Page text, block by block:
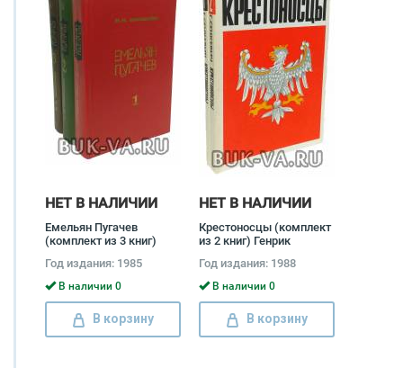
НЕТ В НАЛИЧИИ
Емельян Пугачев
(комплект из 3 книг)
Год издания: 1985
В наличии 0
В корзину
НЕТ В НАЛИЧИИ
Крестоносцы (комплект
из 2 книг) Генрик
Год издания: 1988
В наличии 0
В корзину